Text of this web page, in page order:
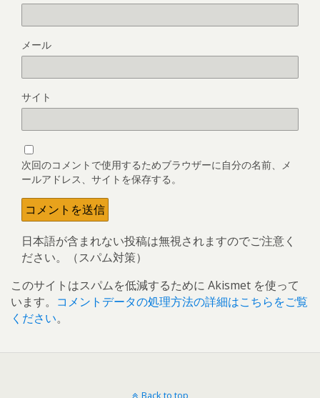
メール
サイト
次回のコメントで使用するためブラウザーに自分の名前、メ
ールアドレス、サイトを保存する。
日本語が含まれない投稿は無視されますのでご注意く
ださい。（スパム対策）
このサイトはスパムを低減するために Akismet を使って
います。 コメントデータの処理方法の詳細はこちらをご覧
ください。
Back to top